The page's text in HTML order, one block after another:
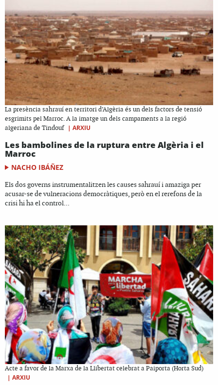
La presència sahrauí en territori d’Algèria és un dels factors de tensió
esgrimits pel Marroc. A la imatge un dels campaments a la regió
algeriana de Tindouf | ARXIU
Les bambolines de la ruptura entre Algèria i el
Marroc
NACHO IBÁÑEZ
Els dos governs instrumentalitzen les causes sahrauí i amaziga per
acusar-se de vulneracions democràtiques, però en el rerefons de la
crisi hi ha el control...
Acte a favor de la Marxa de la Llibertat celebrat a Paiporta (Horta Sud)
| ARXIU